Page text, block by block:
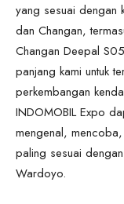
yang sesuai dengan
dan Changan,
Changan Deepal
panjang kami untuk
perkembangan
INDOMOBIL Expo
mengenal,
paling sesuai
Wardoyo.